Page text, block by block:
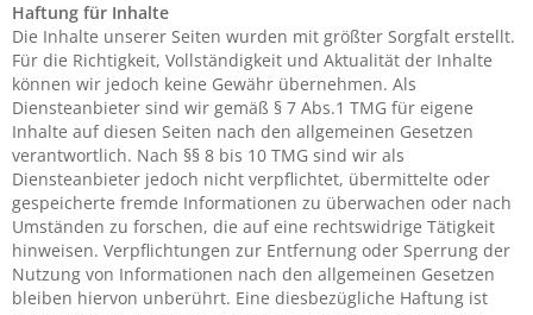
Haftung für Inhalte
Die Inhalte unserer Seiten wurden mit größter Sorgfalt erstellt.
Für die Richtigkeit, Vollständigkeit und Aktualität der Inhalte
können wir jedoch keine Gewähr übernehmen. Als
Diensteanbieter sind wir gemäß § 7 Abs.1 TMG für eigene
Inhalte auf diesen Seiten nach den allgemeinen Gesetzen
verantwortlich. Nach §§ 8 bis 10 TMG sind wir als
Diensteanbieter jedoch nicht verpflichtet, übermittelte oder
gespeicherte fremde Informationen zu überwachen oder nach
Umständen zu forschen, die auf eine rechtswidrige Tätigkeit
hinweisen. Verpflichtungen zur Entfernung oder Sperrung der
Nutzung von Informationen nach den allgemeinen Gesetzen
bleiben hiervon unberührt. Eine diesbezügliche Haftung ist